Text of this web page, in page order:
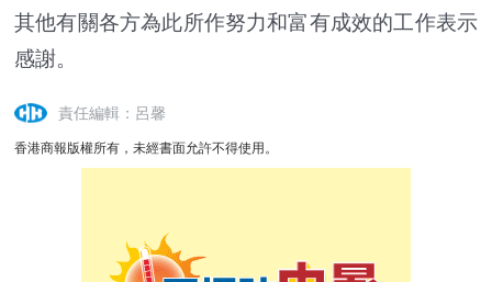
其他有關各方為此所作努力和富有成效的工作表示
感謝。
責任編輯：呂馨
香港商報版權所有，未經書面允許不得使用。